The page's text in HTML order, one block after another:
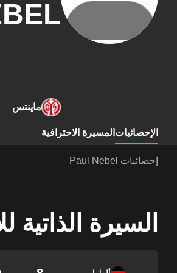
ماينتس
الإحصائيات المسيرة الاحترافية
إحصائيات Paul Nebel
السيرة الذاتية